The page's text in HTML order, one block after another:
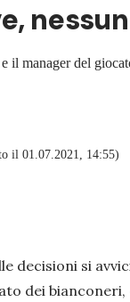
il manager del
il 01.07.2021, 14:55)
decisioni si
dei